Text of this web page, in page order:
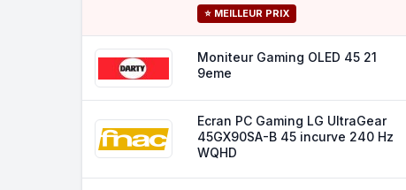
⭐ MEILLEUR PRIX
Moniteur Gaming OLED 45 21
9eme
Ecran PC Gaming LG UltraGear
45GX90SA-B 45 incurve 240 Hz
WQHD